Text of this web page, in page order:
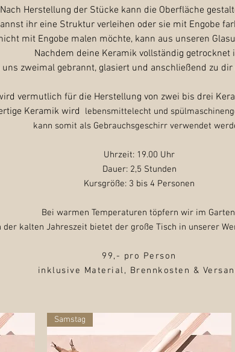
Nach Herstellung der Stücke kann die Oberfläche
ihr eine Struktur verleihen oder sie mit Engobe
mit Engobe malen möchte, kann aus unseren
Nachdem deine Keramik vollständig getrocknet
zweimal gebrannt, glasiert und anschließend zu dir
vermutlich für die Herstellung von zwei bis drei
Keramik wird
lebensmittelecht und
kann somit als Gebrauchsgeschirr verwendet
Uhrzeit: 19.00 Uhr
Dauer: 2,5 Stunden
Kursgröße: 3 bis 4 Personen
Bei warmen Temperaturen töpfern wir im
der kalten Jahreszeit bietet der große Tisch in unserer
99,- pro Person
inklusive Material, Brennkosten &
Samstag